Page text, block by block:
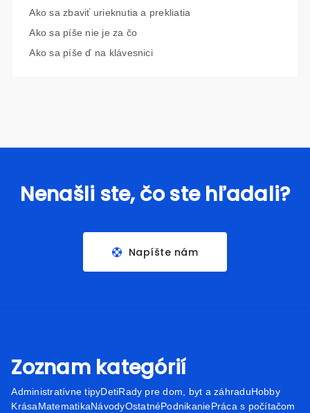
Ako sa zbaviť urieknutia a prekliatia
Ako sa píše nie je za čo
Ako sa píše ď na klávesnici
Nenašli ste, čo ste hľadali?
Napíšte nám
Zoznam kategórií
Administratívne tipyDetiRady pre dom, byt a záhraduHobby
KrásaMatematikaNávodyOstatnéPodnikaniePráca s počítačom